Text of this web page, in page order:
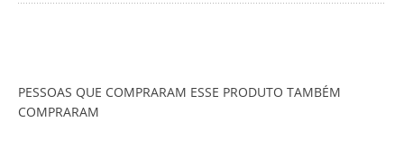
PESSOAS QUE COMPRARAM ESSE PRODUTO TAMBÉM
COMPRARAM